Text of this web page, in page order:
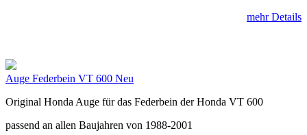
mehr Details
Auge Federbein VT 600 Neu
Original Honda Auge für das Federbein der Honda VT 600
passend an allen Baujahren von 1988-2001